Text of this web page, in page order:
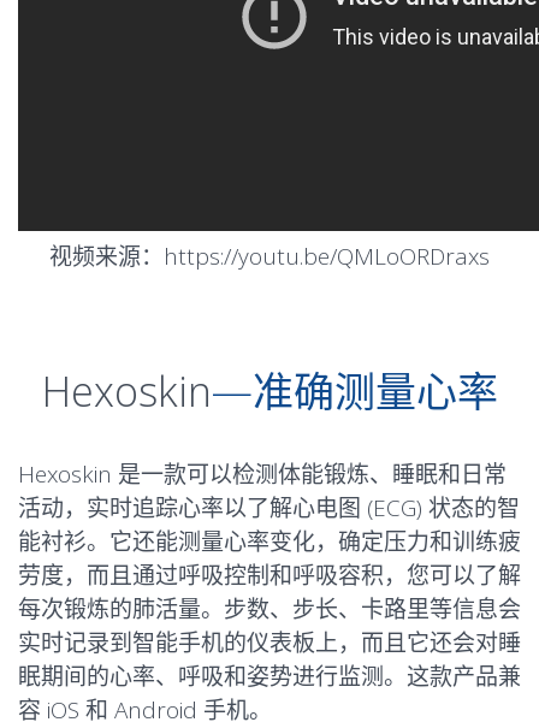
视频来源：https://youtu.be/QMLoORDraxs
Hexoskin—准确测量心率
Hexoskin 是一款可以检测体能锻炼、睡眠和日常
活动，实时追踪心率以了解心电图 (ECG) 状态的智
能衬衫。它还能测量心率变化，确定压力和训练疲
劳度，而且通过呼吸控制和呼吸容积，您可以了解
每次锻炼的肺活量。步数、步长、卡路里等信息会
实时记录到智能手机的仪表板上，而且它还会对睡
眠期间的心率、呼吸和姿势进行监测。这款产品兼
容 iOS 和 Android 手机。